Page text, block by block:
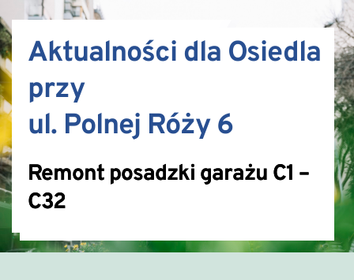
Aktualności dla Osiedla
przy
ul. Polnej Róży 6
Remont posadzki garażu C1 –
C32